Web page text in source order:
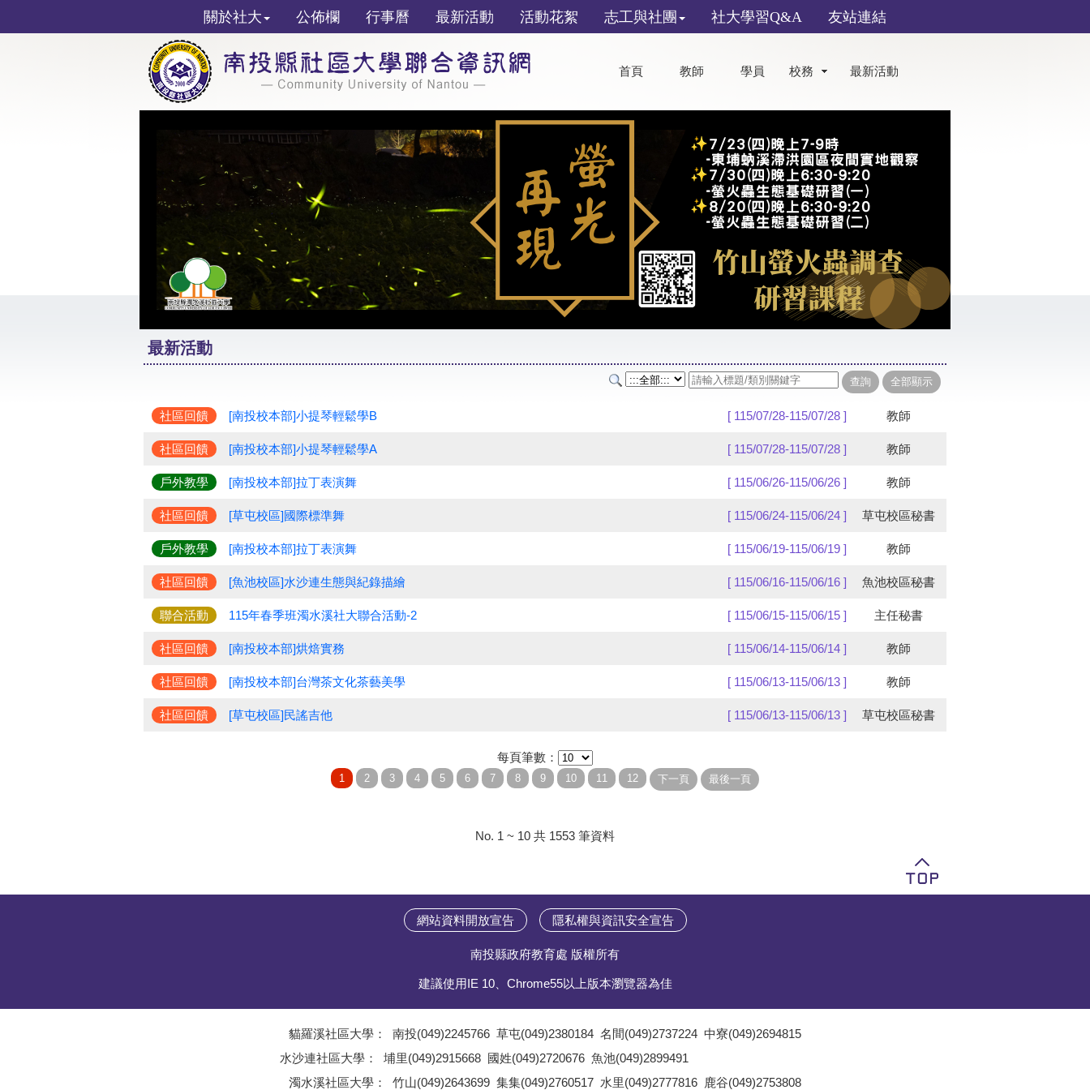
關於社大 公佈欄 行事曆 最新活動 活動花絮 志工與社團 社大學習Q&A 友站連結
首頁 教師 學員 校務 最新活動
最新活動
社區回饋 [南投校本部]小提琴輕鬆學B [ 115/07/28-115/07/28 ] 教師
社區回饋 [南投校本部]小提琴輕鬆學A [ 115/07/28-115/07/28 ] 教師
戶外教學 [南投校本部]拉丁表演舞 [ 115/06/26-115/06/26 ] 教師
社區回饋 [草屯校區]國際標準舞 [ 115/06/24-115/06/24 ] 草屯校區秘書
戶外教學 [南投校本部]拉丁表演舞 [ 115/06/19-115/06/19 ] 教師
社區回饋 [魚池校區]水沙連生態與紀錄描繪 [ 115/06/16-115/06/16 ] 魚池校區秘書
聯合活動 115年春季班濁水溪社大聯合活動-2 [ 115/06/15-115/06/15 ] 主任秘書
社區回饋 [南投校本部]烘焙實務 [ 115/06/14-115/06/14 ] 教師
社區回饋 [南投校本部]台灣茶文化茶藝美學 [ 115/06/13-115/06/13 ] 教師
社區回饋 [草屯校區]民謠吉他 [ 115/06/13-115/06/13 ] 草屯校區秘書
每頁筆數：
No. 1 ~ 10 共 1553 筆資料
網站資料開放宣告 隱私權與資訊安全宣告
南投縣政府教育處 版權所有
建議使用IE 10、Chrome55以上版本瀏覽器為佳
貓羅溪社區大學： 南投(049)2245766 草屯(049)2380184 名間(049)2737224 中寮(049)2694815
水沙連社區大學： 埔里(049)2915668 國姓(049)2720676 魚池(049)2899491
濁水溪社區大學： 竹山(049)2643699 集集(049)2760517 水里(049)2777816 鹿谷(049)2753808